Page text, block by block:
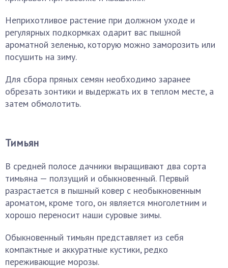
Неприхотливое растение при должном уходе и
регулярных подкормках одарит вас пышной
ароматной зеленью, которую можно заморозить или
посушить на зиму.
Для сбора пряных семян необходимо заранее
обрезать зонтики и выдержать их в теплом месте, а
затем обмолотить.
Тимьян
В средней полосе дачники выращивают два сорта
тимьяна — ползущий и обыкновенный. Первый
разрастается в пышный ковер с необыкновенным
ароматом, кроме того, он является многолетним и
хорошо переносит наши суровые зимы.
Обыкновенный тимьян представляет из себя
компактные и аккуратные кустики, редко
переживающие морозы.